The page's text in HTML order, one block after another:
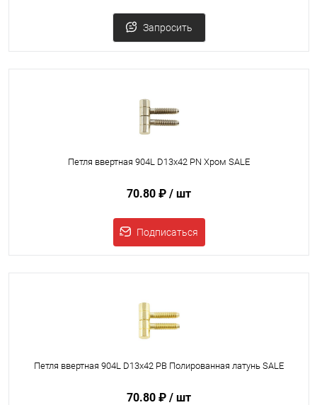
Запросить
Петля ввертная 904L D13x42 PN Хром SALE
70.80 ₽ / шт
Подписаться
Петля ввертная 904L D13x42 PB Полированная латунь SALE
70.80 ₽ / шт